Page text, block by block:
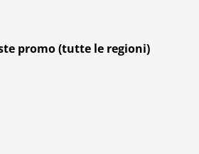
promo (tutte le regioni)